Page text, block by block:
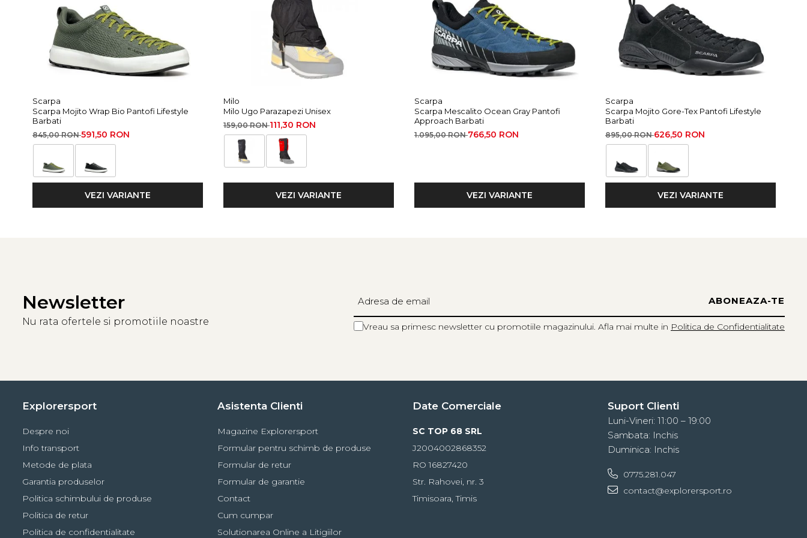
Scarpa
Scarpa Mojito Wrap Bio Pantofi Lifestyle
Barbati
845,00 RON591,50 RON
VEZI VARIANTE
Milo
Milo Ugo Parazapezi Unisex
159,00 RON111,30 RON
VEZI VARIANTE
Scarpa
Scarpa Mescalito Ocean Gray Pantofi
Approach Barbati
1.095,00 RON766,50 RON
VEZI VARIANTE
Scarpa
Scarpa Mojito Gore-Tex Pantofi Lifestyle
Barbati
895,00 RON626,50 RON
VEZI VARIANTE
Newsletter
Nu rata ofertele si promotiile noastre Vreau sa primesc newsletter cu promotiile magazinului. Afla mai multe in Politica de Confidentialitate
Explorersport
Despre noi
Info transport
Metode de plata
Garantia produselor
Politica schimbului de produse
Politica de retur
Politica de confidentialitate
Asistenta Clienti
Magazine Explorersport
Formular pentru schimb de produse
Formular de retur
Formular de garantie
Contact
Cum cumpar
Solutionarea Online a Litigiilor
Date Comerciale
SC TOP 68 SRL
J2004002868352
RO 16827420
Str. Rahovei, nr. 3
Timisoara, Timis
Suport Clienti
Luni-Vineri: 11:00 – 19:00
Sambata: Inchis
Duminica: Inchis
0775.281.047
contact@explorersport.ro